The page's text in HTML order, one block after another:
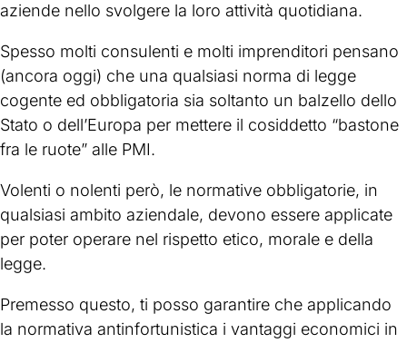
aziende nello svolgere la loro attività quotidiana.
Spesso molti consulenti e molti imprenditori pensano
(ancora oggi) che una qualsiasi norma di legge
cogente ed obbligatoria sia soltanto un balzello dello
Stato o dell’Europa per mettere il cosiddetto “bastone
fra le ruote” alle PMI.
Volenti o nolenti però, le normative obbligatorie, in
qualsiasi ambito aziendale, devono essere applicate
per poter operare nel rispetto etico, morale e della
legge.
Premesso questo, ti posso garantire che applicando
la normativa antinfortunistica i vantaggi economici in